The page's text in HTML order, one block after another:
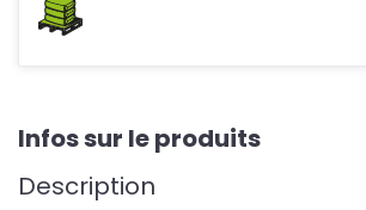
Infos sur le produits
Description